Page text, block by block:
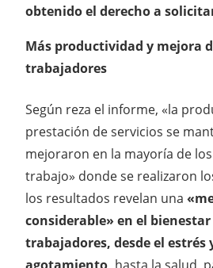
obtenido el derecho a
Más productividad y mejora
trabajadores
Según reza el informe, «la
prestación de servicios se
mejoraron en la mayoría de
trabajo» donde se realizaron
los resultados revelan una
considerable» en el bienestar
trabajadores, desde el estrés